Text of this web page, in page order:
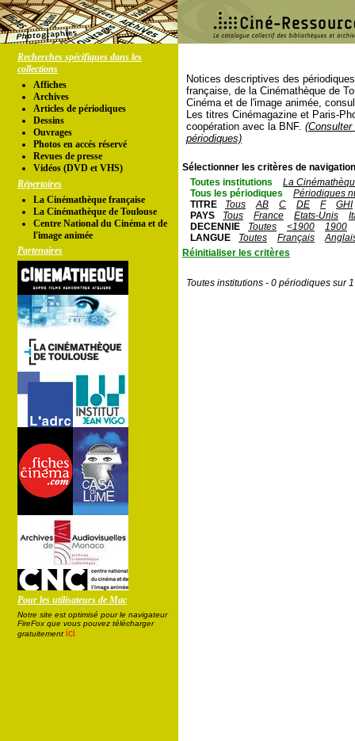
Recherches spécifiques dans les
collections
Affiches
Archives
Articles de périodiques
Dessins
Ouvrages
Photos en accés réservé
Revues de presse
Vidéos (DVD et VHS)
Répertoires
La Cinémathèque française
La Cinémathèque de Toulouse
Centre National du Cinéma et de
l'image animée
Partenaires
Pour les utilisateurs de Mac
Notre site est optimisé pour le navigateur
FireFox que vous pouvez télécharger
gratuitement ici
Notices descriptives des
française, de la Cinémathèque de
Cinéma et de l'image animée,
Les titres Cinémagazine et Paris-
coopération avec la BNF.
périodiques)
Sélectionner les critères de
Toutes institutions
La
Tous les périodiques
Périodiques
TITRE
Tous AB C DE F
GHI
PAYS
Tous France Etats-Unis
DECENNIE
Toutes <1900
1900
LANGUE
Toutes Français
Réinitialiser les critères
Toutes institutions - 0 périodiques sur